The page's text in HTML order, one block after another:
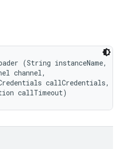
(String instanceName,
channel,
callCredentials,
callTimeout)